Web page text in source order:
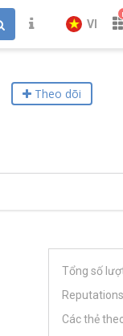
VI
Theo dõi
Tổng số
Reputations
Các thẻ